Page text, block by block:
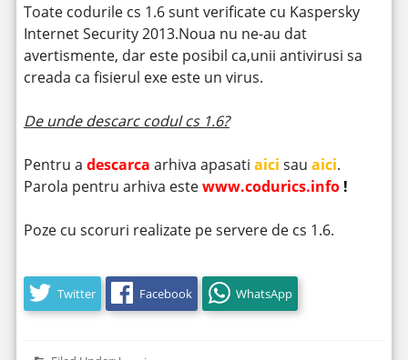
Toate codurile cs 1.6 sunt verificate cu Kaspersky
Internet Security 2013.Noua nu ne-au dat
avertismente, dar este posibil ca,unii antivirusi sa
creada ca fisierul exe este un virus.
De unde descarc codul cs 1.6?
Pentru a descarca arhiva apasati aici sau aici.
Parola pentru arhiva estewww.codurics.info !
Poze cu scoruri realizate pe servere de cs 1.6.
Twitter Facebook WhatsApp